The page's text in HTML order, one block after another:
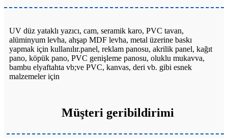
UV düz yataklı yazıcı, cam, seramik karo, PVC tavan,
alüminyum levha, ahşap MDF levha, metal üzerine baskı
yapmak için kullanılır.panel, reklam panosu, akrilik panel, kağıt
pano, köpük pano, PVC genişleme panosu, oluklu mukavva,
bambu elyaftahta vb;ve PVC, kanvas, deri vb. gibi esnek
malzemeler için
Müşteri geribildirimi